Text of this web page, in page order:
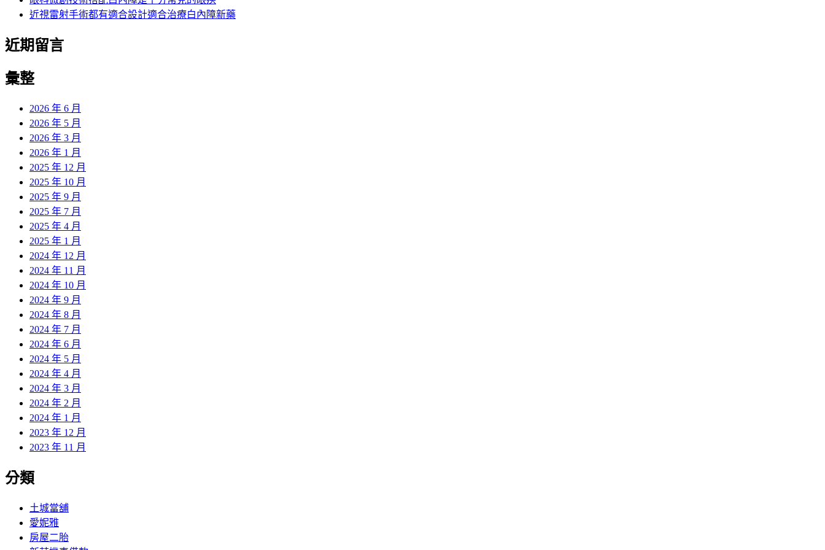
近視雷射手術都有適合設計適合治療白內障新藥
近期留言
彙整
2026 年 6 月
2026 年 5 月
2026 年 3 月
2026 年 1 月
2025 年 12 月
2025 年 10 月
2025 年 9 月
2025 年 7 月
2025 年 4 月
2025 年 1 月
2024 年 12 月
2024 年 11 月
2024 年 10 月
2024 年 9 月
2024 年 8 月
2024 年 7 月
2024 年 6 月
2024 年 5 月
2024 年 4 月
2024 年 3 月
2024 年 2 月
2024 年 1 月
2023 年 12 月
2023 年 11 月
分類
土城當舖
愛妮雅
房屋二胎